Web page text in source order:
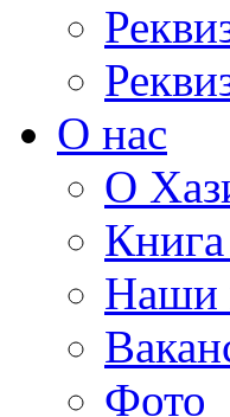
О нас
О
Наши
Фото